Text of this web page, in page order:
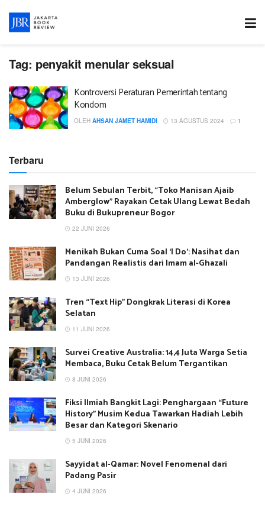
Tag: penyakit menular seksual
Kontroversi Peraturan Pemerintah tentang
Kondom
OLEH AHSAN JAMET HAMIDI 13 AGUSTUS 2024 1
Terbaru
Belum Sebulan Terbit, “Toko Manisan Ajaib
Amberglow” Rayakan Cetak Ulang Lewat Bedah
Buku di Bukupreneur Bogor
22 JUNI 2026
Menikah Bukan Cuma Soal ‘I Do’: Nasihat dan
Pandangan Realistis dari Imam al-Ghazali
13 JUNI 2026
Tren “Text Hip” Dongkrak Literasi di Korea
Selatan
11 JUNI 2026
Survei Creative Australia: 14,4 Juta Warga Setia
Membaca, Buku Cetak Belum Tergantikan
8 JUNI 2026
Fiksi Ilmiah Bangkit Lagi: Penghargaan “Future
History” Musim Kedua Tawarkan Hadiah Lebih
Besar dan Kategori Skenario
5 JUNI 2026
Sayyidat al-Qamar: Novel Fenomenal dari
Padang Pasir
4 JUNI 2026